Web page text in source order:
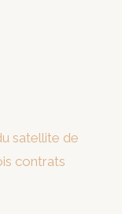
satellite de
contrats